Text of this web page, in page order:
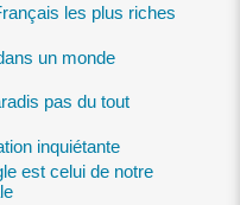
les plus riches
un monde
pas du tout
inquiétante
est celui de notre